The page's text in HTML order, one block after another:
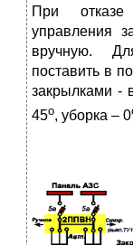
При отказе
управления
вручную.
поставить в
закрылками -
45о, уборка – 0